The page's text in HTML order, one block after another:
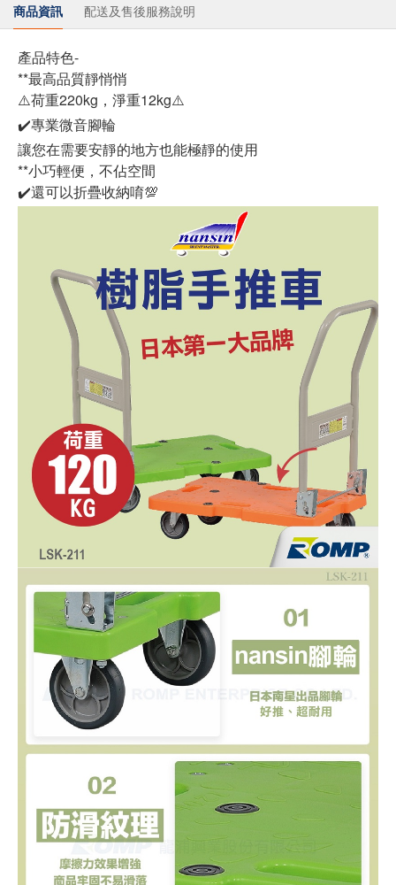
商品資訊 配送及售後服務說明
產品特色-
**最高品質靜悄悄
⚠️荷重220kg，淨重12kg⚠️
✔️專業微音腳輪
讓您在需要安靜的地方也能極靜的使用
**小巧輕便，不佔空間
✔️還可以折疊收納唷💯